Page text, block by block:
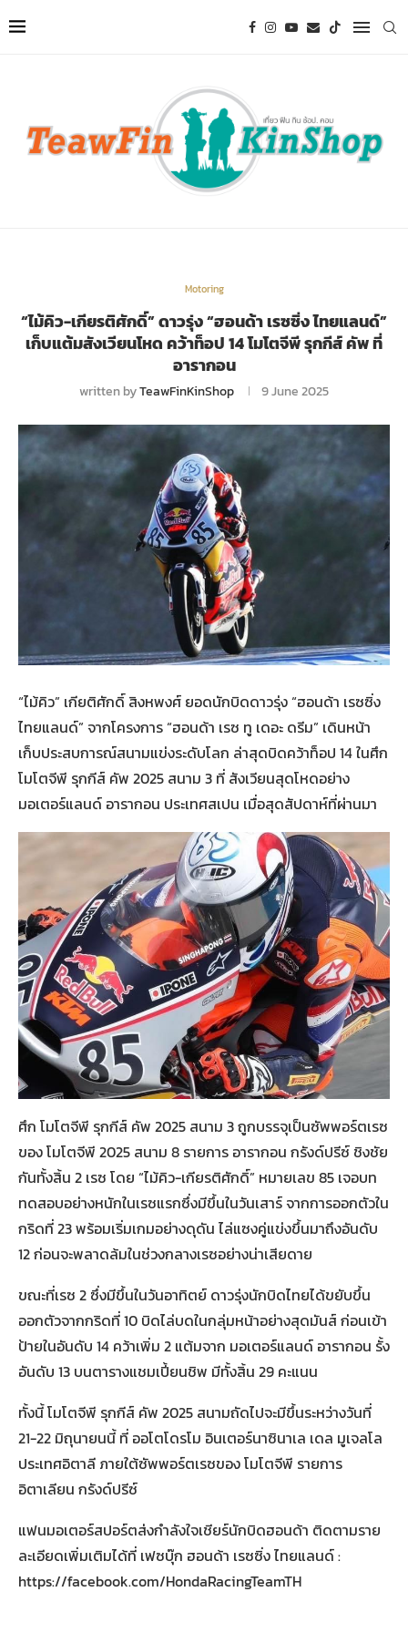
Motoring
“ไม้คิว-เกียรติศักดิ์” ดาวรุ่ง “ฮอนด้า เรซซิ่ง ไทยแลนด์”
เก็บแต้มสังเวียนโหด คว้าท็อป 14 โมโตจีพี รุกกีส์ คัพ ที่
อารากอน
written byTeawFinKinShop 9 June 2025
“ไม้คิว” เกียติศักดิ์ สิงหพงศ์ ยอดนักบิดดาวรุ่ง “ฮอนด้า เรซซิ่ง
ไทยแลนด์” จากโครงการ “ฮอนด้า เรซ ทู เดอะ ดรีม” เดินหน้า
เก็บประสบการณ์สนามแข่งระดับโลก ล่าสุดบิดคว้าท็อป 14 ในศึก
โมโตจีพี รุกกีส์ คัพ 2025 สนาม 3 ที่ สังเวียนสุดโหดอย่าง
มอเตอร์แลนด์ อารากอน ประเทศสเปน เมื่อสุดสัปดาห์ที่ผ่านมา
ศึก โมโตจีพี รุกกีส์ คัพ 2025 สนาม 3 ถูกบรรจุเป็นซัพพอร์ตเรซ
ของ โมโตจีพี 2025 สนาม 8 รายการ อารากอน กรังด์ปรีซ์ ชิงชัย
กันทั้งสิ้น 2 เรซ โดย “ไม้คิว-เกียรติศักดิ์” หมายเลข 85 เจอบท
ทดสอบอย่างหนักในเรซแรกซึ่งมีขึ้นในวันเสาร์ จากการออกตัวใน
กริดที่ 23 พร้อมเริ่มเกมอย่างดุดัน ไล่แซงคู่แข่งขึ้นมาถึงอันดับ
12 ก่อนจะพลาดล้มในช่วงกลางเรซอย่างน่าเสียดาย
ขณะที่เรซ 2 ซึ่งมีขึ้นในวันอาทิตย์ ดาวรุ่งนักบิดไทยได้ขยับขึ้น
ออกตัวจากกริดที่ 10 บิดไล่บดในกลุ่มหน้าอย่างสุดมันส์ ก่อนเข้า
ป้ายในอันดับ 14 คว้าเพิ่ม 2 แต้มจาก มอเตอร์แลนด์ อารากอน รั้ง
อันดับ 13 บนตารางแชมเปี้ยนชิพ มีทั้งสิ้น 29 คะแนน
ทั้งนี้ โมโตจีพี รุกกีส์ คัพ 2025 สนามถัดไปจะมีขึ้นระหว่างวันที่
21-22 มิถุนายนนี้ ที่ ออโตโดรโม อินเตอร์นาซินาเล เดล มูเจลโล
ประเทศอิตาลี ภายใต้ซัพพอร์ตเรซของ โมโตจีพี รายการ
อิตาเลียน กรังด์ปรีซ์
แฟนมอเตอร์สปอร์ตส่งกำลังใจเชียร์นักบิดฮอนด้า ติดตามราย
ละเอียดเพิ่มเติมได้ที่ เฟซบุ๊ก ฮอนด้า เรซซิ่ง ไทยแลนด์ :
https://facebook.com/HondaRacingTeamTH